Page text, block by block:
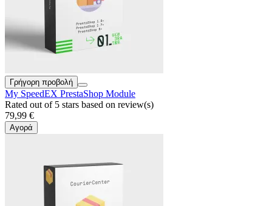
Γρήγορη προβολή
My SpeedEX PrestaShop Module
Rated out of 5 stars based on review(s)
79,99 €
Αγορά